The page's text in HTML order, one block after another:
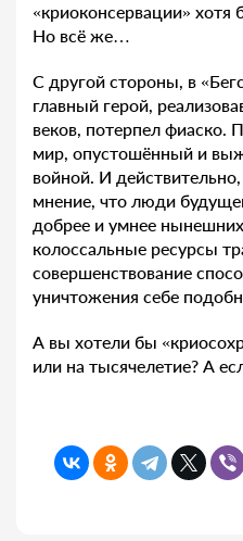
«криоконсервации»
Но всё же…
С другой стороны, в
главный герой,
веков, потерпел фиаско.
мир, опустошённый и
войной. И
мнение, что люди
добрее и умнее
колоссальные ресурсы
совершенствование
уничтожения себе
А вы хотели бы
или на тысячелетие? А